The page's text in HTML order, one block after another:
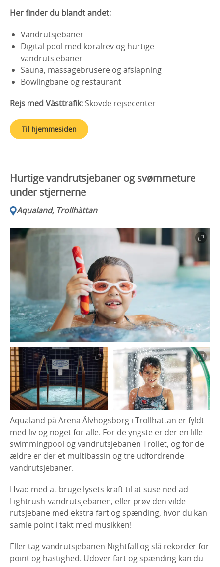
Her finder du blandt andet:
Vandrutsjebaner
Digital pool med koralrev og hurtige
vandrutsjebaner
Sauna, massagebrusere og afslapning
Bowlingbane og restaurant
Rejs med Västtrafik: Skövde rejsecenter
Til hjemmesiden
Hurtige vandrutsjebaner og svømmeture
under stjernerne
Aqualand, Trollhättan
Aqualand på Arena Älvhögsborg i Trollhättan er fyldt
med liv og noget for alle. For de yngste er der en lille
swimmingpool og vandrutsjebanen Trollet, og for de
ældre er der et multibassin og tre udfordrende
vandrutsjebaner.
Hvad med at bruge lysets kraft til at suse ned ad
Lightrush-vandrutsjebanen, eller prøv den vilde
rutsjebane med ekstra fart og spænding, hvor du kan
samle point i takt med musikken!
Eller tag vandrutsjebanen Nightfall og slå rekorder for
point og hastighed. Udover fart og spænding kan du